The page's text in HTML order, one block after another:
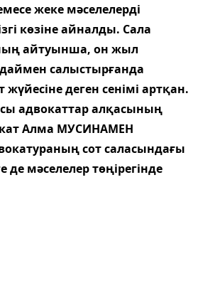
жеке мәселелерді
көзіне айналды. Сала
айтуынша, он жыл
салыстырғанда
деген сенімі артқан.
адвокаттар алқасының
Алма МУСИНАМЕН
сот саласындағы
де мәселелер төңірегінде